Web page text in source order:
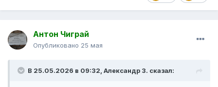
Антон Чиграй
Опубликовано 25 мая
В 25.05.2026 в 09:32, Александр З. сказал: